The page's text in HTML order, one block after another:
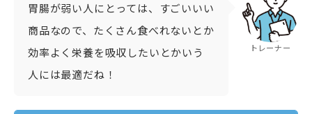
胃腸が弱い人にとっては、すごいいい
商品なので、たくさん食べれないとか
効率よく栄養を吸収したいとかいう
人には最適だね！
トレーナー